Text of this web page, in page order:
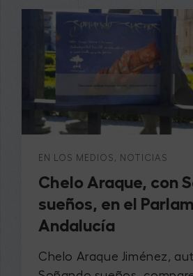
EN LOS MEDIOS , NOTICIAS
Chelo Araque, con
sueños, en el
Andalucía
Chelo Araque Jiménez,